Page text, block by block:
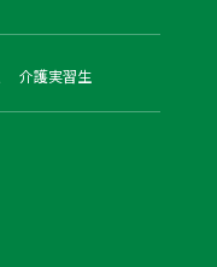
介護実習生